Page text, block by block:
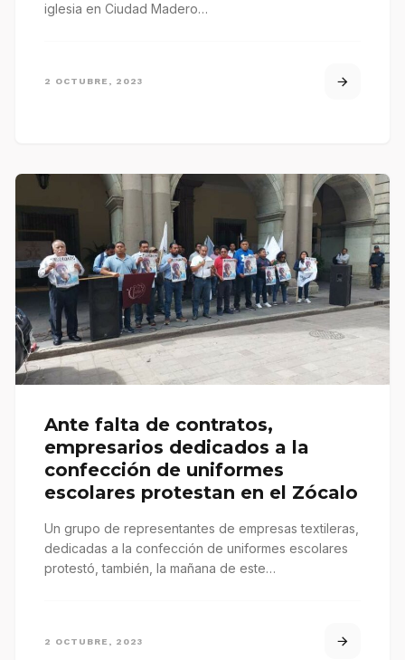
iglesia en Ciudad Madero…
2 OCTUBRE, 2023
Ante falta de contratos,
empresarios dedicados a la
confección de uniformes
escolares protestan en el Zócalo
Un grupo de representantes de empresas textileras,
dedicadas a la confección de uniformes escolares
protestó, también, la mañana de este…
2 OCTUBRE, 2023